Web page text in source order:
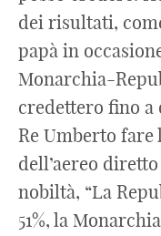
dei risultati,
papà in
Monarchia-
credettero fino a
Re Umberto fare
dell’aereo
nobiltà, “La
51%, la